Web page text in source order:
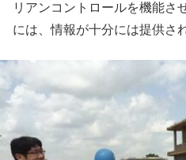
リアンコントロールを機能さ
には、情報が十分には提供さ